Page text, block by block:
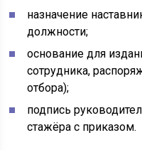
назначение
должности;
основание для
сотрудника,
отбора);
подпись
стажёра с приказом.